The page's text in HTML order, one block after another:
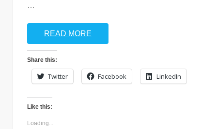
…
READ MORE
Share this:
Twitter Facebook LinkedIn
Like this:
Loading...